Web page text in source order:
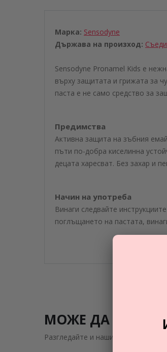
Марка: Sensodyne
Държава на произход:
Sensodyne Pronamel Kids е
върху защитата и грижата за
паста е не само средство за
Предимства
Активна защита на зъбния
пъти по-добра киселинна
децата харесват. Без захар и
Начин на употреба
Винаги следвайте
поглъщането на пастата,
МОЖЕ ДА ВИ
Разгледайте и нашите подобни